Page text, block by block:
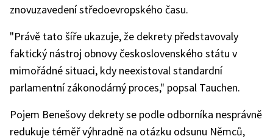
znovuzavedení středoevropského času.
"Právě tato šíře ukazuje, že dekrety představovaly
faktický nástroj obnovy československého státu v
mimořádné situaci, kdy neexistoval standardní
parlamentní zákonodárný proces," popsal Tauchen.
Pojem Benešovy dekrety se podle odborníka nesprávně
redukuje téměř výhradně na otázku odsunu Němců,